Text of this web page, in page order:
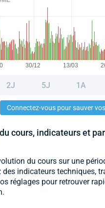
2J 5J 1A
Connectez-vous pour sauver
cours, indicateurs et
du cours sur une
des indicateurs techniques,
réglages pour retrouver